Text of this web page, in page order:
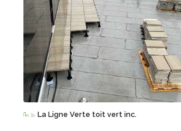
Sauvegarder
La Ligne Verte toit vert inc.